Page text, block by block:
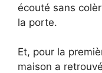
écouté sans
la porte.
Et, pour la
maison a